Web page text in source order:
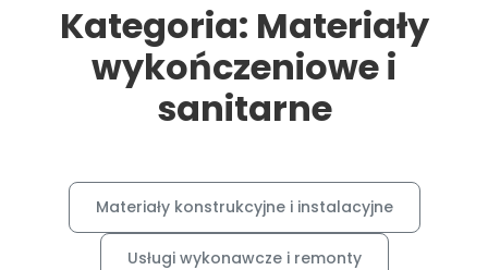
Kategoria: Materiały
wykończeniowe i
sanitarne
Materiały konstrukcyjne i instalacyjne
Usługi wykonawcze i remonty